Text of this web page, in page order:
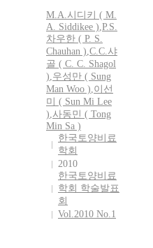
M.A.시디키 ( M.
A. Siddikee ),P.S.
차우한 ( P. S.
Chauhan ),C.C.샤
골 ( C. C. Shagol
),우성만 ( Sung
Man Woo ),이선
미 ( Sun Mi Lee
),사동민 ( Tong
Min Sa )
한국토양비료
학회
2010
한국토양비료
학회 학술발표
회
Vol.2010 No.1